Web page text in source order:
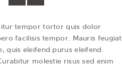
tempor tortor quis dolor
facilisis tempor. Mauris feugiat
quis eleifend purus eleifend.
molestie risus sed enim